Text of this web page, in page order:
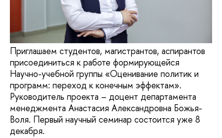
Приглашаем студентов, магистрантов, аспирантов
присоединиться к работе формирующейся
Научно-учебной группы «Оценивание политик и
программ: переход к конечным эффектам».
Руководитель проекта – доцент департамента
менеджмента Анастасия Александровна Божья-
Воля. Первый научный семинар состоится уже 8
декабря.